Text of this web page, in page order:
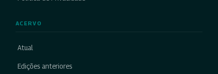
ACERVO
Atual
Edições anteriores